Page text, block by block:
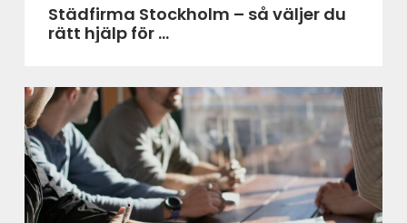
Städfirma Stockholm – så väljer du
rätt hjälp för ...